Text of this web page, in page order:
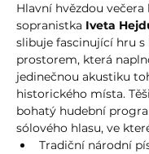
Hlavní hvězdou večera
sopranistka Iveta
slibuje fascinující hru s
prostorem, která
jedinečnou akustiku
historického místa.
bohatý hudební
sólového hlasu, ve
Tradiční národní